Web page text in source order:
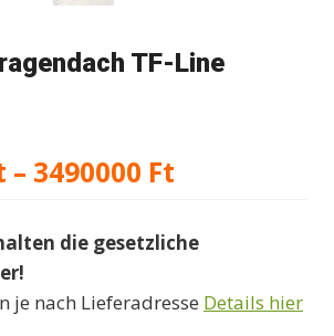
TF-Line
– 3490000 Ft
bis
3490000 Ft
die gesetzliche
je nach Lieferadresse Details hier